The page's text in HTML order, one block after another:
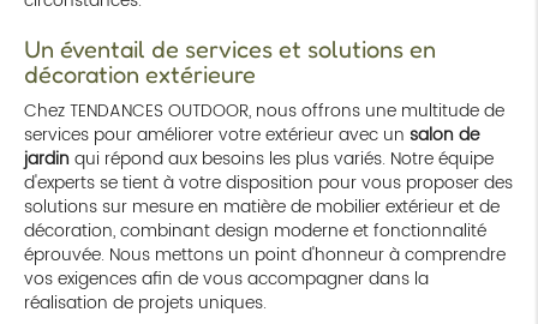
Un éventail de services et solutions en
décoration extérieure
Chez TENDANCES OUTDOOR, nous offrons une multitude de
services pour améliorer votre extérieur avec un salon de
jardinqui répond aux besoins les plus variés. Notre équipe
d'experts se tient à votre disposition pour vous proposer des
solutions sur mesure en matière de mobilier extérieur et de
décoration, combinant design moderne et fonctionnalité
éprouvée. Nous mettons un point d'honneur à comprendre
vos exigences afin de vous accompagner dans la
réalisation de projets uniques.